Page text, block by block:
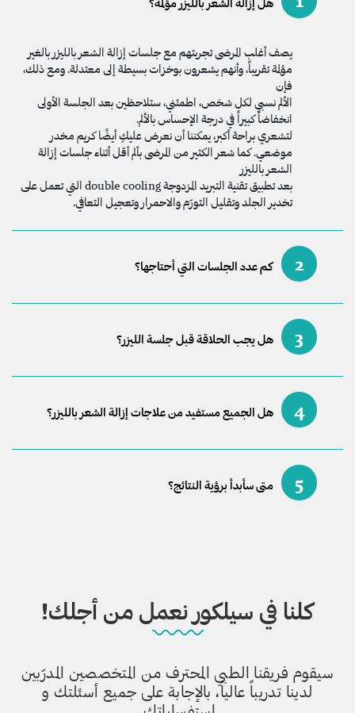
يصف أغلب المرضى تجربتهم مع جلسات إزالة الشعر بالليزر بالغير
مؤلمة تقريباً، وأنهم يشعرون بوخزات بسيطة إلى معتدلة. ومع ذلك،
فإن
الألم نسبي لكل شخص، اطمئني، ستلاحظين بعد الجلسة الأولى
انخفاضاً كبيراً في درجة الإحساس بالألم.
لتشعري براحة أكبر، يمكننا أن نعرض عليكِ أيضًا كريم مخدر
موضعي. كما شعر الكثير من المرضى بألم أقل أثناء جلسات إزالة
الشعر بالليزر
بعد تطبيق تقنية التبريد المزدوجة double cooling التي تعمل على
تخدير الجلد وتقليل التورّم والاحمرار وتعجيل التعافي.
2 كم عدد الجلسات التي أحتاجها؟
3 هل يجب الحلاقة قبل جلسة الليزر؟
4 هل الجميع مستفيد من علاجات إزالة الشعر بالليزر؟
5 متى سأبدأ برؤية النتائج؟
كلنا في سيلكور نعمل من أجلك!
سيقوم فريقنا الطبي المحترف من المتخصصين المدرّبين
لدينا تدريباً عالياً، بالإجابة على جميع أسئلتك و